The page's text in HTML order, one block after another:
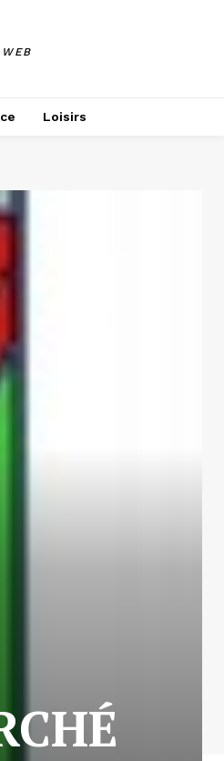
WEB
Loisirs